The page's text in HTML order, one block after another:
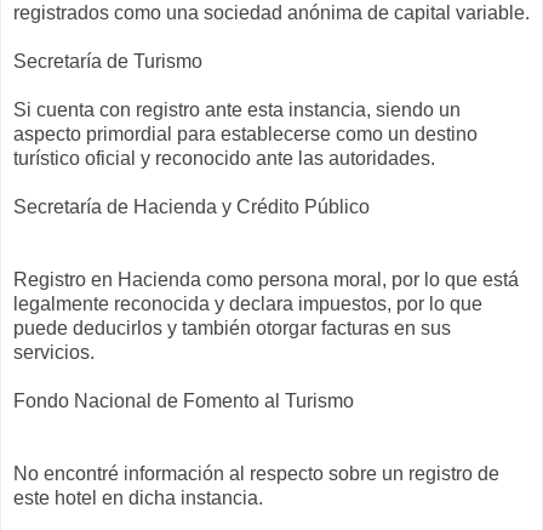
registrados como una sociedad anónima de capital variable.
Secretaría de Turismo
Si cuenta con registro ante esta instancia, siendo un
aspecto primordial para establecerse como un destino
turístico oficial y reconocido ante las autoridades.
Secretaría de Hacienda y Crédito Público
Registro en Hacienda como persona moral, por lo que está
legalmente reconocida y declara impuestos, por lo que
puede deducirlos y también otorgar facturas en sus
servicios.
Fondo Nacional de Fomento al Turismo
No encontré información al respecto sobre un registro de
este hotel en dicha instancia.